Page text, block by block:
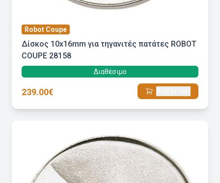
Robot Coupe
Δίσκος 10x16mm για τηγανιτές πατάτες ROBOT
COUPE 28158
Διαθέσιμο
239.00€